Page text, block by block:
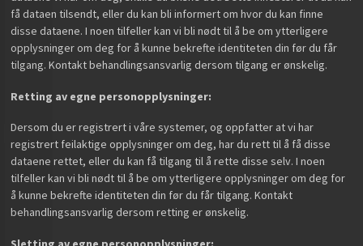
få dataen tilsendt, eller du kan bli informert om hvor du kan finne
disse dataene. I noen tilfeller kan vi bli nødt til å be om ytterligere
opplysninger om deg for å kunne bekrefte identiteten din før du får
tilgang. Kontakt behandlingsansvarlig dersom tilgang er ønskelig.
Retting av egne personopplysninger:
Dersom du er registrert i våre systemer, og oppfatter at vi har
registrert feilaktige opplysninger om deg, har du rett til å få disse
dataene rettet, eller du kan få tilgang til å rette disse selv. I noen
tilfeller kan vi bli nødt til å be om ytterligere opplysninger om deg for
å kunne bekrefte identiteten din før du får tilgang. Kontakt
behandlingsansvarlig dersom retting er ønskelig.